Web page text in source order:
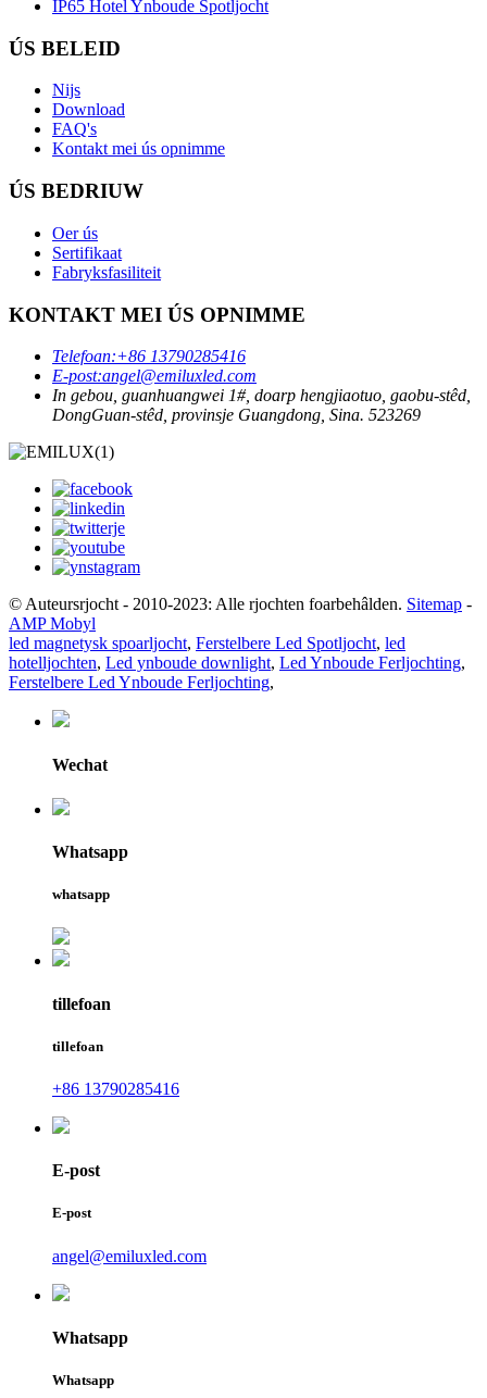
IP65 Hotel Ynboude Spotljocht
ÚS BELEID
Nijs
Download
FAQ's
Kontakt mei ús opnimme
ÚS BEDRIUW
Oer ús
Sertifikaat
Fabryksfasiliteit
KONTAKT MEI ÚS OPNIMME
Telefoan:+86 13790285416
E-post:angel@emiluxled.com
In gebou, guanhuangwei 1#, doarp hengjiaotuo, gaobu-stêd,
DongGuan-stêd, provinsje Guangdong, Sina. 523269
© Auteursrjocht - 2010-2023: Alle rjochten foarbehâlden. Sitemap -
AMP Mobyl
led magnetysk spoarljocht, Ferstelbere Led Spotljocht, led
hotelljochten, Led ynboude downlight, Led Ynboude Ferljochting,
Ferstelbere Led Ynboude Ferljochting,
Wechat
Whatsapp
whatsapp
tillefoan
tillefoan
+86 13790285416
E-post
E-post
angel@emiluxled.com
Whatsapp
Whatsapp